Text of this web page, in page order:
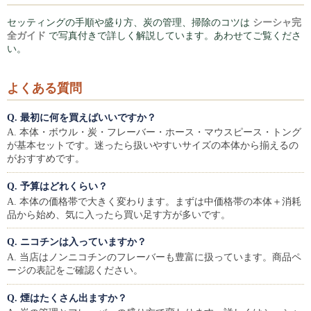
シーシャ屋開業について
セッティングの手順や盛り方、炭の管理、掃除のコツは シーシャ完
全ガイド で写真付きで詳しく解説しています。あわせてご覧くださ
い。
よくある質問
Q. 最初に何を買えばいいですか？
A. 本体・ボウル・炭・フレーバー・ホース・マウスピース・トング
が基本セットです。迷ったら扱いやすいサイズの本体から揃えるの
がおすすめです。
Q. 予算はどれくらい？
A. 本体の価格帯で大きく変わります。まずは中価格帯の本体＋消耗
品から始め、気に入ったら買い足す方が多いです。
Q. ニコチンは入っていますか？
A. 当店はノンニコチンのフレーバーも豊富に扱っています。商品ペ
ージの表記をご確認ください。
Q. 煙はたくさん出ますか？